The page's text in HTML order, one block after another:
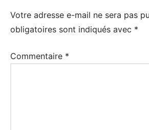
Votre adresse e-mail ne sera pas
obligatoires sont indiqués avec *
Commentaire *